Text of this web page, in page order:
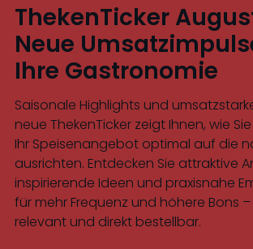
ThekenTicker
Neue
Ihre Gastronomie
Saisonale Highlights und
neue ThekenTicker zeigt Ihnen, wie
Ihr Speisenangebot optimal auf die
ausrichten. Entdecken Sie attraktive
inspirierende Ideen und praxisnahe
für mehr Frequenz und höhere Bons
relevant und direkt bestellbar.